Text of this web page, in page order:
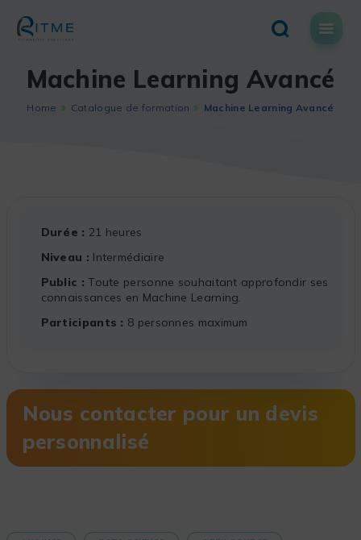
content
Machine Learning Avancé
Home Catalogue de formation Machine Learning Avancé
Durée
21 heures
Niveau
Intermédiaire
Public
Toute personne souhaitant approfondir ses
connaissances en Machine Learning.
Participants
8 personnes maximum
Nous contacter pour un devis
personnalisé